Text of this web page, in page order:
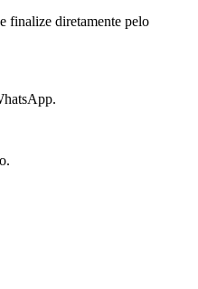
finalize diretamente pelo